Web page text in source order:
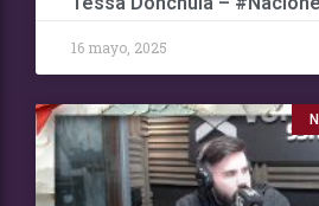
16 mayo, 2025